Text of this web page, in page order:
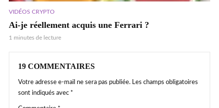
VIDÉOS CRYPTO
Ai-je réellement acquis une Ferrari ?
1 minutes de lecture
19 COMMENTAIRES
Votre adresse e-mail ne sera pas publiée. Les champs obligatoires
sont indiqués avec *